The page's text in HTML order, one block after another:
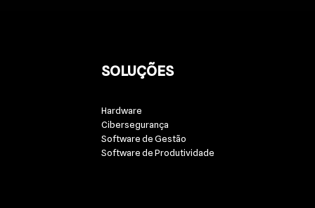
SOLUÇÕES
Hardware
Cibersegurança
Software de Gestão
Software de Produtividade